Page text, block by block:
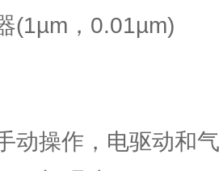
(1µm，0.01µm)
动操作，电驱动和